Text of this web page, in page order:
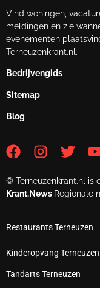
Vind woningen,
meldingen en zie
evenementen
Terneuzenkrant.nl.
Bedrijvengids
Sitemap
Blog
© Terneuzenkrant.nl is
Krant.News Regionale
Restaurants Terneuzen
Kinderopvang Terneuzen
Tandarts Terneuzen